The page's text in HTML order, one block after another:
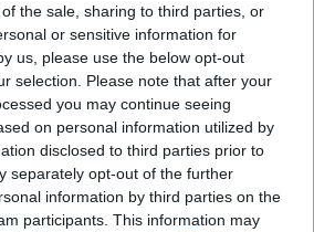
the sale, sharing to third parties, or
or sensitive information for
us, please use the below opt-out
selection. Please note that after your
you may continue seeing
on personal information utilized by
disclosed to third parties prior to
separately opt-out of the further
information by third parties on the
participants. This information may
noskurināties!” Pircējs
par citu pircēju uzvedību
citas ziņas